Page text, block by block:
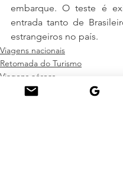
embarque. O teste é
entrada tanto de
estrangeiros no país.
Viagens nacionais
Retomada do Turismo
Viagens aéreas